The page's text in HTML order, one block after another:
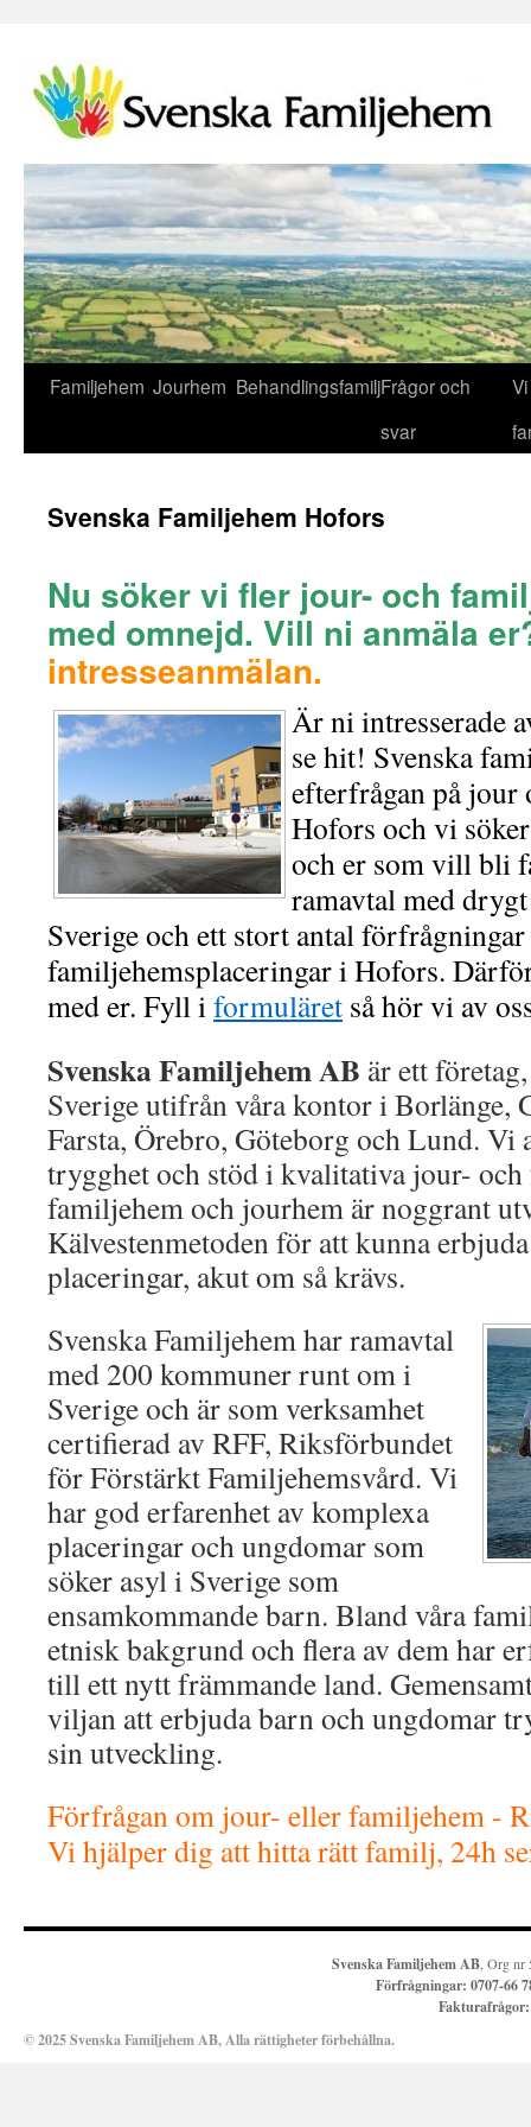
Familjehem Jourhem BehandlingsfamiljFrågor och
svar
Svenska Familjehem Hofors
Nu söker vi fler jour- och
med omnejd. Vill ni anmäla
intresseanmälan.
Är ni intresserade
se hit! Svenska
efterfrågan på
Hofors och vi
och er som vill bli
ramavtal med
Sverige och ett stort antal
familjehemsplaceringar i Hofors.
med er. Fyll iformuläret så hör vi av
Svenska Familjehem AB är ett
Sverige utifrån våra kontor i Borlänge,
Farsta, Örebro, Göteborg och Lund. Vi
trygghet och stöd i kvalitativa jour-
familjehem och jourhem är noggrant
Kälvestenmetoden för att kunna
placeringar, akut om så krävs.
Svenska Familjehem har ramavtal
med 200 kommuner runt om i
Sverige och är som verksamhet
certifierad av RFF, Riksförbundet
för Förstärkt Familjehemsvård. Vi
har god erfarenhet av komplexa
placeringar och ungdomar som
söker asyl i Sverige som
ensamkommande barn. Bland våra
etnisk bakgrund och flera av dem har
till ett nytt främmande land.
viljan att erbjuda barn och ungdomar
sin utveckling.
Förfrågan om jour- eller familjehem -
Vi hjälper dig att hitta rätt familj, 24h
Svenska Familjehem AB, Org nr
Förfrågningar: 0707-66
© 2025 Svenska Familjehem AB, Alla rättigheter förbehållna.